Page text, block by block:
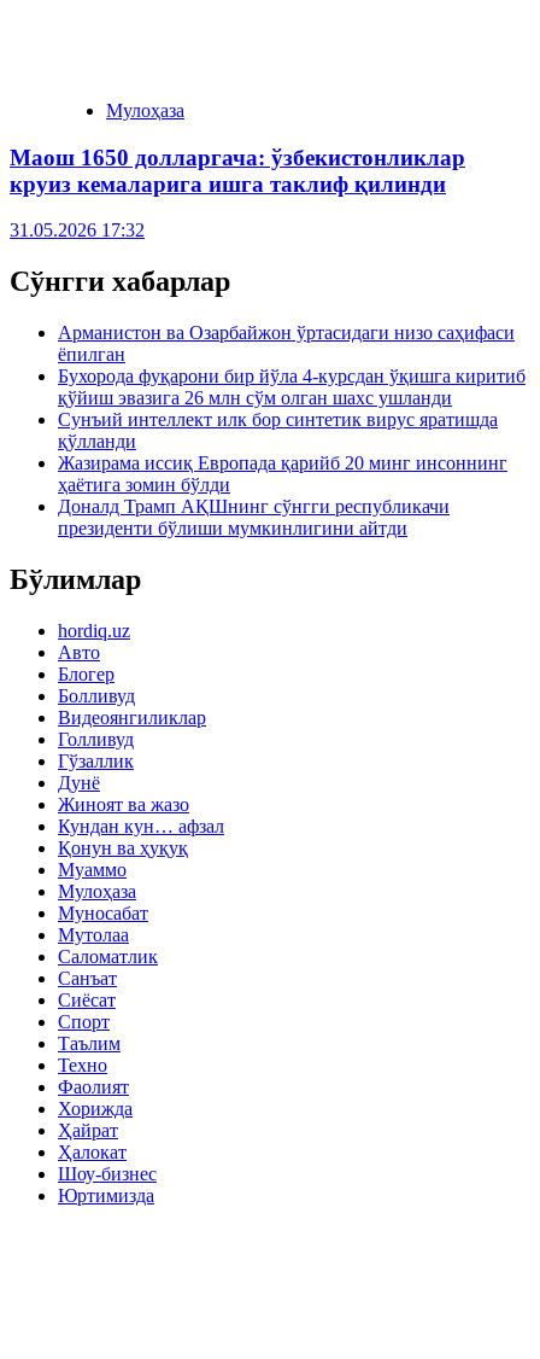
Мулоҳаза
Маош 1650 долларгача: ўзбекистонликлар
круиз кемаларига ишга таклиф қилинди
31.05.2026 17:32
Сўнгги хабарлар
Арманистон ва Озарбайжон ўртасидаги низо саҳифаси
ёпилган
Бухорода фуқарони бир йўла 4-курсдан ўқишга киритиб
қўйиш эвазига 26 млн сўм олган шахс ушланди
Сунъий интеллект илк бор синтетик вирус яратишда
қўлланди
Жазирама иссиқ Европада қарийб 20 минг инсоннинг
ҳаётига зомин бўлди
Доналд Трамп АҚШнинг сўнгги республикачи
президенти бўлиши мумкинлигини айтди
Бўлимлар
hordiq.uz
Авто
Блогер
Болливуд
Видеоянгиликлар
Голливуд
Гўзаллик
Дунё
Жиноят ва жазо
Кундан кун… афзал
Қонун ва ҳуқуқ
Муаммо
Мулоҳаза
Муносабат
Мутолаа
Саломатлик
Санъат
Сиёсат
Спорт
Таълим
Техно
Фаолият
Хорижда
Ҳайрат
Ҳалокат
Шоу-бизнес
Юртимизда